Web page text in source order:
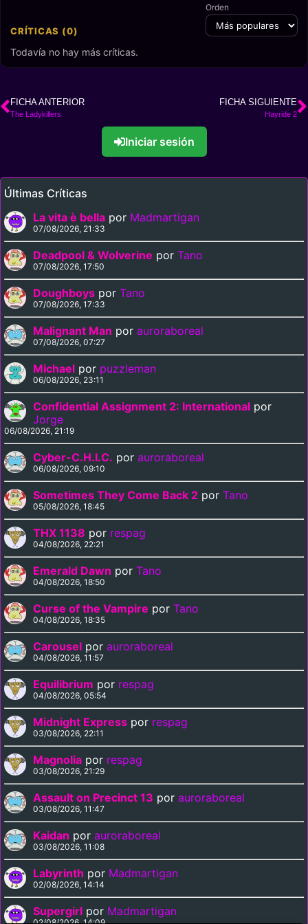
CRÍTICAS (0)
Orden
Todavía no hay más críticas.
FICHA ANTERIOR
The Ladykillers
FICHA SIGUIENTE
Hayride 2
Iniciar sesión
Últimas Críticas
La vita è bella por Madmartigan
07/08/2026, 21:33
Deadpool & Wolverine por Tano
07/08/2026, 17:50
Doughboys por Tano
07/08/2026, 17:33
Malignant Man por auroraboreal
07/08/2026, 07:27
Michael por puzzleman
06/08/2026, 23:11
Confidential Assignment 2: International por
Jorge
06/08/2026, 21:19
Cyber-C.H.I.C. por auroraboreal
06/08/2026, 09:10
Sometimes They Come Back 2 por Tano
05/08/2026, 18:45
THX 1138 por respag
04/08/2026, 22:21
Emerald Dawn por Tano
04/08/2026, 18:50
Curse of the Vampire por Tano
04/08/2026, 18:35
Carousel por auroraboreal
04/08/2026, 11:57
Equilibrium por respag
04/08/2026, 05:54
Midnight Express por respag
03/08/2026, 22:11
Magnolia por respag
03/08/2026, 21:29
Assault on Precinct 13 por auroraboreal
03/08/2026, 11:47
Kaidan por auroraboreal
03/08/2026, 11:08
Labyrinth por Madmartigan
02/08/2026, 14:14
Supergirl por Madmartigan